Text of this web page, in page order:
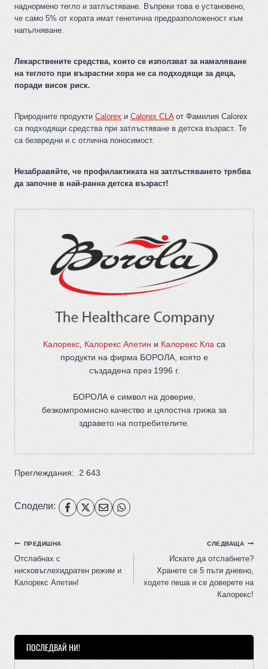
наднормено тегло и затлъстяване. Въпреки това е установено,
че само 5% от хората имат генетична предразположеност към
напълняване.
Лекарствените средства, които се използват за намаляване
на теглото при възрастни хора не са подходящи за деца,
поради висок риск.
Природните продукти Calorex и Calorex CLAот Фамилия Calorex
са подходящи средства при затлъстяване в детска възраст. Те
са безвредни и с отлична поносимост.
Незабравяйте, че профилактиката на затлъстяването трябва
да започне в най-ранна детска възраст!
Калорекс, Калорекс Апетин и Калорекс Класа
продукти на фирмаБОРОЛА, която е
създадена през 1996 г.
БОРОЛА е символ на доверие,
безкомпромисно качество и цялостна грижа за
здравето на потребителите.
Преглеждания: 2 643
Сподели:
ПРЕДИШНА
Отслабнах с
нисковъглехидратен режим и
Калорекс Апетин!
СЛЕДВАЩА
Искате да отслабнете?
Хранете се 5 пъти дневно,
ходете пеша и се доверете на
Калорекс!
ПОСЛЕДВАЙ НИ!